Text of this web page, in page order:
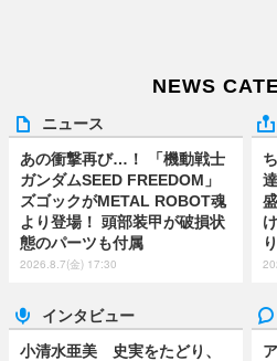
NEWS
ニュース
あの衝撃再び…！ 「機動戦士
ガンダムSEED FREEDOM」
ズゴックがMETAL ROBOT魂
より登場！ 頭部装甲が破損状
態のパーツも付属
2026.8.7(金) 17:30
インタビュー
小清水亜美 史実をたどり、